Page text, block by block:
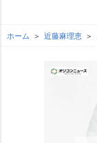
ホーム 近藤麻理恵